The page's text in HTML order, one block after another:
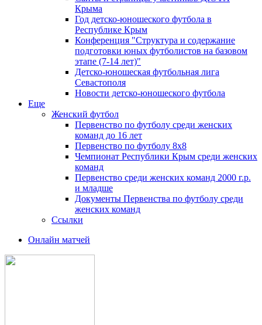
Крыма
Год детско-юношеского футбола в
Республике Крым
Конференция "Структура и содержание
подготовки юных футболистов на базовом
этапе (7-14 лет)"
Детско-юношеская футбольная лига
Севастополя
Новости детско-юношеского футбола
Еще
Женский футбол
Первенство по футболу среди женских
команд до 16 лет
Первенство по футболу 8х8
Чемпионат Республики Крым среди женских
команд
Первенство среди женских команд 2000 г.р.
и младше
Документы Первенства по футболу среди
женских команд
Ссылки
Онлайн матчей